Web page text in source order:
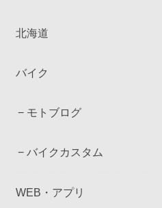
北海道
バイク
モトブログ
バイクカスタム
WEB・アプリ